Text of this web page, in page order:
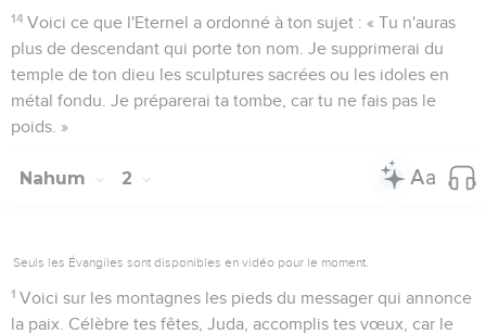
14 Voici ce que l'Eternel a ordonné à ton sujet : « Tu n'auras
plus de descendant qui porte ton nom. Je supprimerai du
temple de ton dieu les sculptures sacrées ou les idoles en
métal fondu. Je préparerai ta tombe, car tu ne fais pas le
poids. »
Nahum 2
Seuls les Évangiles sont disponibles en vidéo pour le moment.
1 Voici sur les montagnes les pieds du messager qui annonce
la paix. Célèbre tes fêtes, Juda, accomplis tes vœux, car le